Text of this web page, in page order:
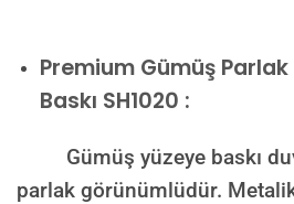
Premium Gümüş Parlak
Baskı SH1020 :
Gümüş yüzeye baskı
parlak görünümlüdür.